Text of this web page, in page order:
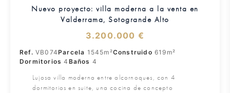
Nuevo proyecto: villa moderna a la venta en
Valderrama, Sotogrande Alto
3.200.000 €
Ref. VB074Parcela 1545m²Construido 619m²
Dormitorios 4 Baños 4
Lujosa villa moderna entre alcornoques, con 4
dormitorios en suite, una cocina de concepto